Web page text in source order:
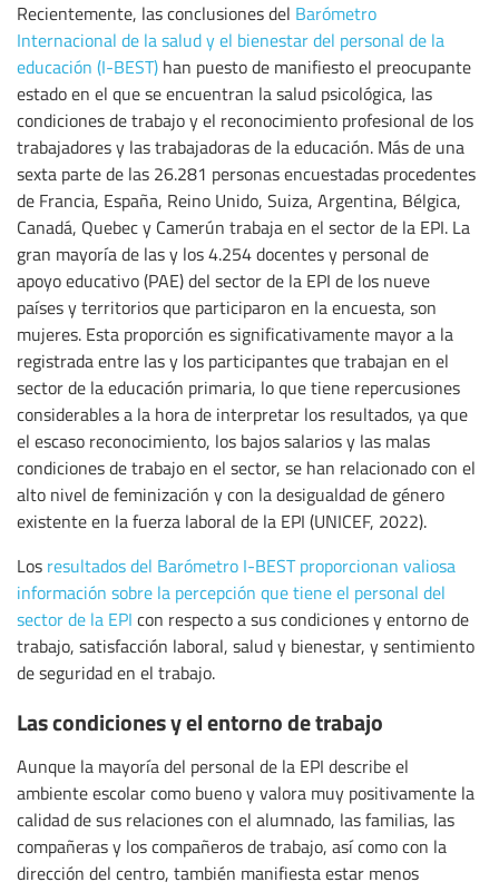
Recientemente, las conclusiones del Barómetro
Internacional de la salud y el bienestar del personal de la
educación (I-BEST) han puesto de manifiesto el preocupante
estado en el que se encuentran la salud psicológica, las
condiciones de trabajo y el reconocimiento profesional de los
trabajadores y las trabajadoras de la educación. Más de una
sexta parte de las 26.281 personas encuestadas procedentes
de Francia, España, Reino Unido, Suiza, Argentina, Bélgica,
Canadá, Quebec y Camerún trabaja en el sector de la EPI. La
gran mayoría de las y los 4.254 docentes y personal de
apoyo educativo (PAE) del sector de la EPI de los nueve
países y territorios que participaron en la encuesta, son
mujeres. Esta proporción es significativamente mayor a la
registrada entre las y los participantes que trabajan en el
sector de la educación primaria, lo que tiene repercusiones
considerables a la hora de interpretar los resultados, ya que
el escaso reconocimiento, los bajos salarios y las malas
condiciones de trabajo en el sector, se han relacionado con el
alto nivel de feminización y con la desigualdad de género
existente en la fuerza laboral de la EPI (UNICEF, 2022).
Los resultados del Barómetro I-BEST proporcionan valiosa
información sobre la percepción que tiene el personal del
sector de la EPI con respecto a sus condiciones y entorno de
trabajo, satisfacción laboral, salud y bienestar, y sentimiento
de seguridad en el trabajo.
Las condiciones y el entorno de trabajo
Aunque la mayoría del personal de la EPI describe el
ambiente escolar como bueno y valora muy positivamente la
calidad de sus relaciones con el alumnado, las familias, las
compañeras y los compañeros de trabajo, así como con la
dirección del centro, también manifiesta estar menos